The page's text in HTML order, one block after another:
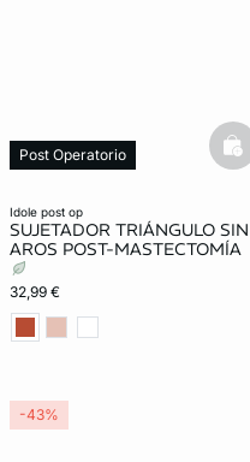
idole post op
SUJETADOR TRIÁNGULO SIN
AROS POST-MASTECTOMÍA
32,99 €
Post Operatorio
-43%